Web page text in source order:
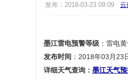
发布：2018-03-23 09:09 云
墨江雷电预警等级 ：雷电
发布时间 ：2018年03月23
详细天气查询： 墨江天气